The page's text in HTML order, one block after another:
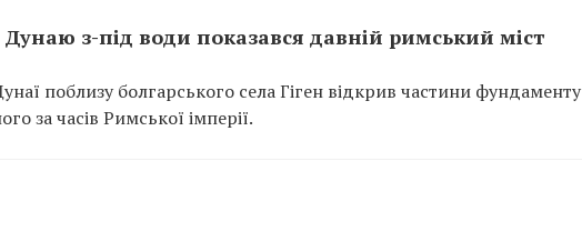
Дунаю з-під води показався давній римський міст
поблизу болгарського села Гіген відкрив частини фундаменту
за часів Римської імперії.